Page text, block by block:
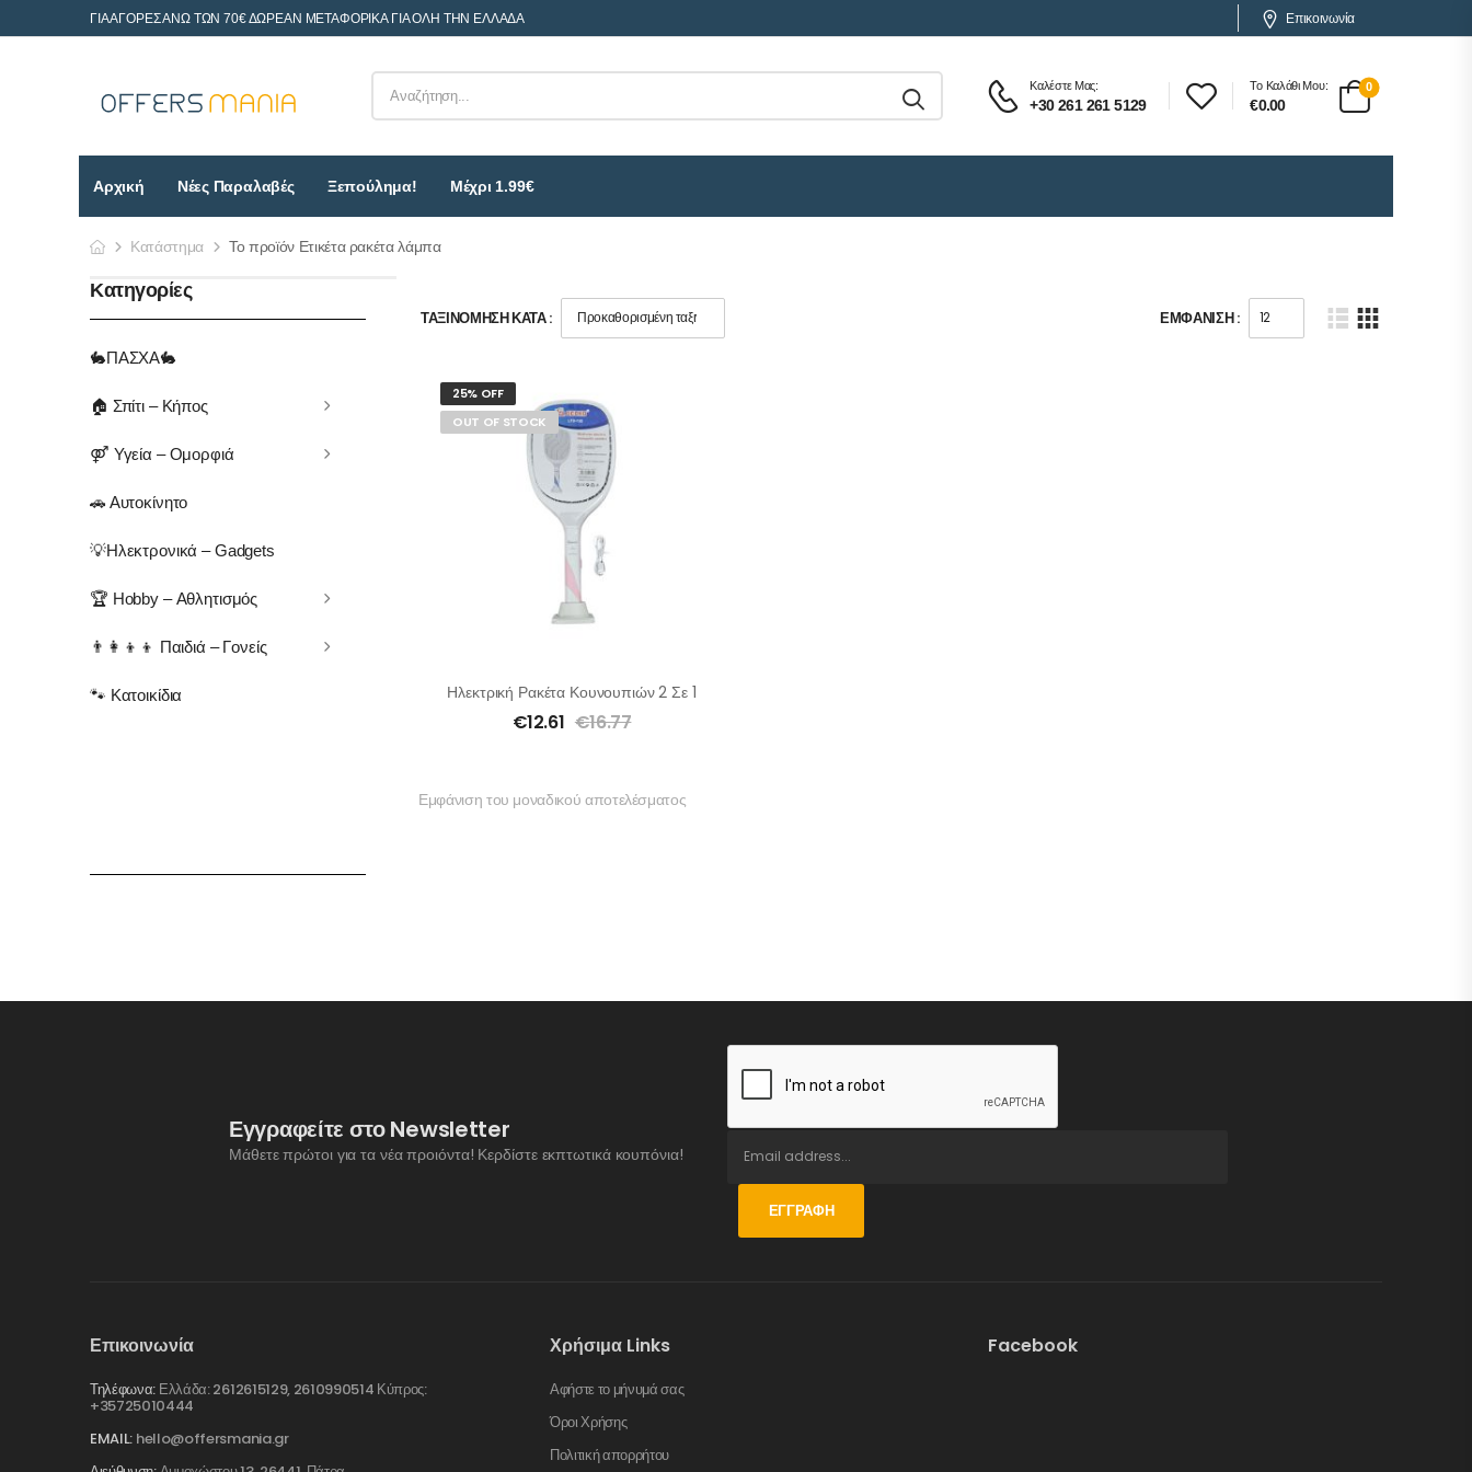
ΓΙΑ ΑΓΟΡΕΣ ΑΝΩ ΤΩΝ 70€ ΔΩΡΕΑΝ ΜΕΤΑΦΟΡΙΚΑ ΓΙΑ ΟΛΗ ΤΗΝ ΕΛΛΑΔΑ Επικοινωνία
Καλέστε Μας:
+30 261 261 5129
Το Καλάθι Μου:
€0.00
0
Αρχική Νέες Παραλαβές Ξεπούλημα! Μέχρι 1.99€
Κατάστημα
Το προϊόν Ετικέτα ρακέτα λάμπα
Κατηγορίες
🐇ΠΑΣΧΑ🐇
🏠 Σπίτι – Κήπος
⚤ Υγεία – Ομορφιά
🚗 Αυτοκίνητο
💡Ηλεκτρονικά – Gadgets
🏆 Hobby – Αθλητισμός
👨‍👩‍👦‍👦 Παιδιά – Γονείς
🐾 Κατοικίδια
ΤΑΞΙΝΌΜΗΣΗ ΚΑΤΆ : ΕΜΦΆΝΙΣΗ :
25% OFF
OUT OF STOCK
Ηλεκτρική Ρακέτα Κουνουπιών 2 Σε 1
€12.61 €16.77
Εμφάνιση του μοναδικού αποτελέσματος
Εγγραφείτε στο Newsletter
Μάθετε πρώτοι για τα νέα προιόντα! Κερδίστε εκπτωτικά κουπόνια!
ΕΓΓΡΑΦΉ
Επικοινωνία
Τηλέφωνα: Ελλάδα: 2612615129, 2610990514 Κύπρος:
+35725010444
EMAIL: hello@offersmania.gr
Χρήσιμα Links
Αφήστε το μήνυμά σας
Όροι Χρήσης
Πολιτική απορρήτου
Facebook